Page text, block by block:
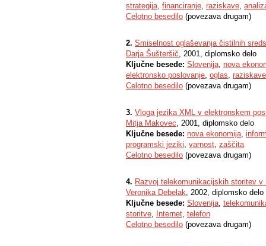
strategija, financiranje, raziskave,
Celotno besedilo (povezava drugam)
2. Smiselnost oglaševanja čistilnih
Darja Šušteršič, 2001, diplomsko delo
Ključne besede: Slovenija, nova
elektronsko poslovanje, oglas, raziskave
Celotno besedilo (povezava drugam)
3. Vloga jezika XML v elektronskem
Mitja Makovec, 2001, diplomsko delo
Ključne besede: nova ekonomija,
programski jeziki, varnost, zaščita
Celotno besedilo (povezava drugam)
4. Razvoj telekomunikacijskih storitev v
Veronika Debelak, 2002, diplomsko delo
Ključne besede: Slovenija,
storitve, Internet, telefon
Celotno besedilo (povezava drugam)